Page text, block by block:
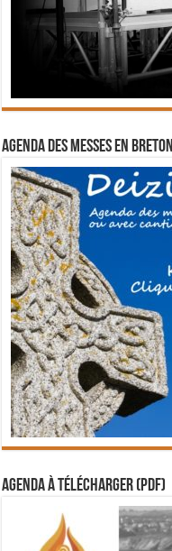
Agenda des messes en breton
Agenda à télécharger (PDF)